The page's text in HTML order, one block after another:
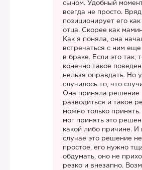
сыном. Удобный
всегда не просто.
позиционирует его как
отца. Скорее как
Как я поняла, она
встречаться с ним еще
в браке. Если это так,
конечно такое
нельзя оправдать. Но
случилось то, что
Она приняла решение
разводиться и такое
можно только
мог принять это
какой либо причине. И
случае это решение не
простое, его нужно
обдумать, оно не
резко и внезапно.